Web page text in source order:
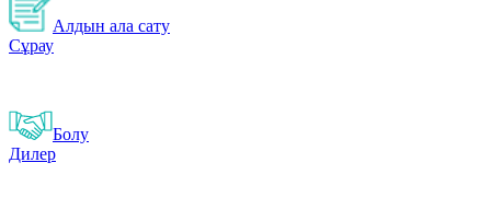
Алдын ала сату
Сұрау
Болу
Дилер